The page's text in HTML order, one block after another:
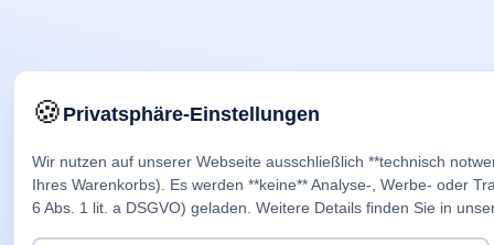
🍪Privatsphäre-Einstellungen
Wir nutzen auf unserer Webseite ausschließlich **technisch
Ihres Warenkorbs). Es werden **keine** Analyse-, Werbe- oder
6 Abs. 1 lit. a DSGVO) geladen. Weitere Details finden Sie in